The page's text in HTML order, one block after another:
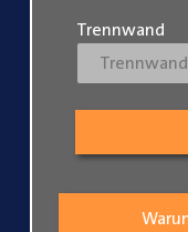
Trennwand